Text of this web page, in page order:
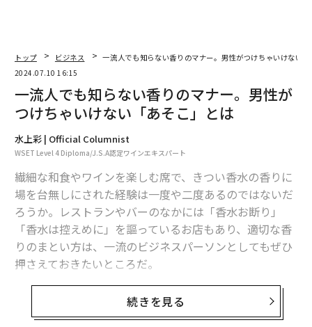
トップ ビジネス
一流人でも知らない香りのマナー。男性がつけちゃいけない
2024.07.10 16:15
一流人でも知らない香りのマナー。男性が
つけちゃいけない「あそこ」とは
水上彩 | Official Columnist
WSET Level 4 Diploma/J.S.A認定ワインエキスパート
繊細な和食やワインを楽しむ席で、きつい香水の香りに
場を台無しにされた経験は一度や二度あるのではないだ
ろうか。レストランやバーのなかには「香水お断り」
「香水は控えめに」を謳っているお店もあり、適切な香
りのまとい方は、一流のビジネスパーソンとしてもぜひ
押さえておきたいところだ。
では実際、周りに嫌な思いをさせずスマートに香りをま
とうには、どうすればいいのだろう。“さりげない余韻を
続きを見る